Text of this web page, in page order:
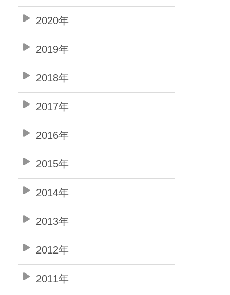
2020年
2019年
2018年
2017年
2016年
2015年
2014年
2013年
2012年
2011年